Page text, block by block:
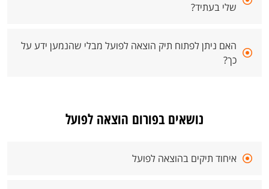
שלי בעתיד?
האם ניתן לפתוח תיק הוצאה לפועל מבלי שהנמען ידע על
כך?
נושאים בפורום הוצאה לפועל
איחוד תיקים בהוצאה לפועל